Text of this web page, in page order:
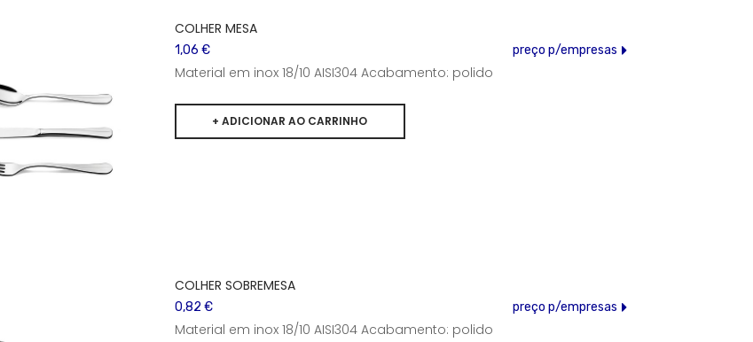
COLHER MESA
1,06 € preço p/empresas
Material em inox 18/10 AISI304 Acabamento: polido
COLHER SOBREMESA
0,82 € preço p/empresas
Material em inox 18/10 AISI304 Acabamento: polido